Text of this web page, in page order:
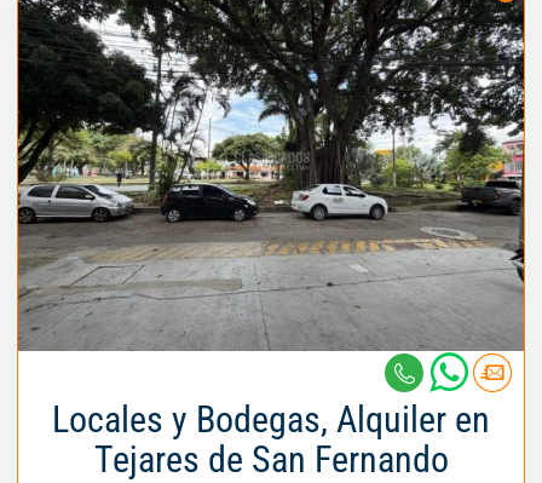
Locales y Bodegas, Alquiler en
Tejares de San Fernando